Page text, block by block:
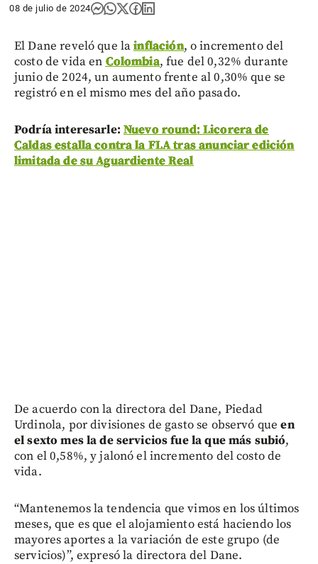
08 de julio de 2024
El Dane reveló que lainflación, o incremento del
costo de vida en Colombia, fue del 0,32% durante
junio de 2024, un aumento frente al 0,30% que se
registró en el mismo mes del año pasado.
Podría interesarle: Nuevo round: Licorera de
Caldas estalla contra la FLA tras anunciar edición
limitada de su Aguardiente Real
De acuerdo con la directora del Dane, Piedad
Urdinola, por divisiones de gasto se observó queen
el sexto mes la de servicios fue la que más subió,
con el 0,58%, y jalonó el incremento del costo de
vida.
“Mantenemos la tendencia que vimos en los últimos
meses, que es que el alojamiento está haciendo los
mayores aportes a la variación de este grupo (de
servicios)”, expresó la directora del Dane.